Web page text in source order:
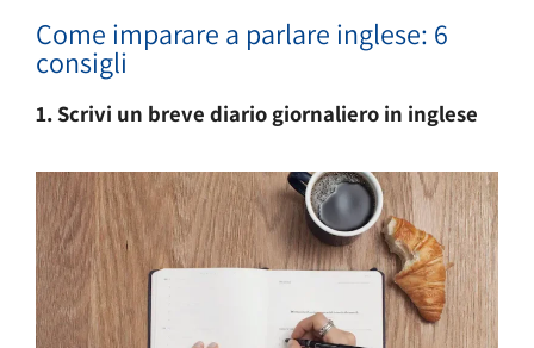
Come imparare a parlare inglese: 6
consigli
1. Scrivi un breve diario giornaliero in inglese